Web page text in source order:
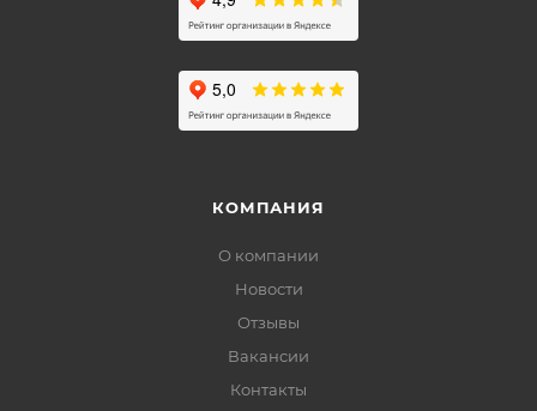
КОМПАНИЯ
О компании
Новости
Отзывы
Вакансии
Контакты